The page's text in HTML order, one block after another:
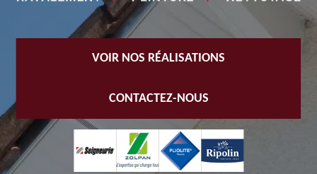
VOIR NOS RÉALISATIONS
CONTACTEZ-NOUS